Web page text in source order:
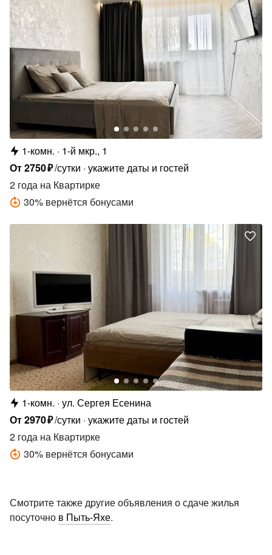
1-комн.
1-й мкр., 1
От2750₽/сутки укажите даты и гостей
2 года на Квартирке
30% вернётся бонусами
1-комн. ул. Сергея Есенина
От2970₽/сутки укажите даты и гостей
2 года на Квартирке
30% вернётся бонусами
Смотрите также другие объявления о сдаче жилья
посуточно в Пыть-Яхе.